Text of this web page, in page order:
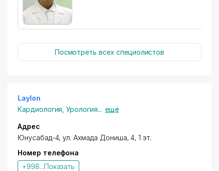
Посмотреть всех специолистов
Laylon
Кардиология ,Урология... ещё
Адрес
Юнусабад-4, ул. Ахмада Дониша, 4, 1 эт.
Номер телефона
+998...Показать